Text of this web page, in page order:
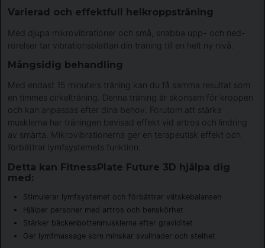
Varierad och effektfull helkroppsträning
Med djupa mikrovibrationer och små, snabba upp- och ned-
rörelser tar vibrationsplattan din träning till en helt ny nivå.
Mångsidig behandling
Med endast 15 minuters träning kan du få samma resultat som
en timmes cirkelträning. Denna träning är skonsam för kroppen
och kan anpassas efter dina behov. Förutom att stärka
musklerna har träningen bevisad effekt vid artros och lindring
av smärta. Mikrovibrationerna ger en terapeutisk effekt och
förbättrar lymfsystemets funktion.
Detta kan FitnessPlate Future 3D hjälpa dig
med:
Stimulerar lymfsystemet och förbättrar vätskebalansen
Hjälper personer med artros och benskörhet
Stärker bäckenbottenmusklerna efter graviditet
Ger lymfmassage som minskar svullnader och stelhet